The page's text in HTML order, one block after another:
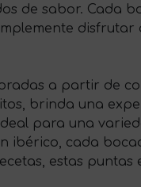
de sabor. Cada
disfrutar
a partir de
brinda una
para una
ibérico, cada
estas puntas